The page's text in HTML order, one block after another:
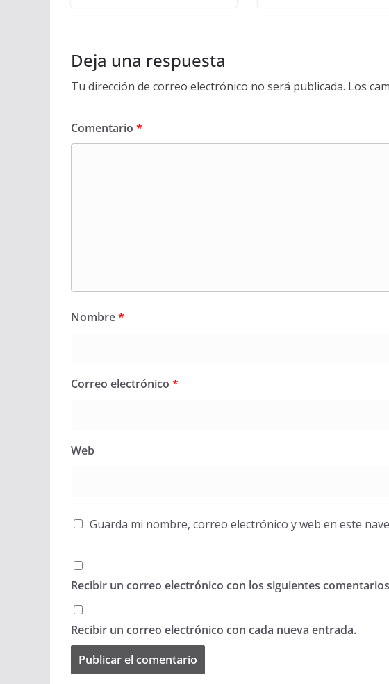
Deja una respuesta
Tu dirección de correo electrónico no será publicada. Los
Comentario *
Nombre*
Correo electrónico *
Web
Guarda mi nombre, correo electrónico y web en este
Recibir un correo electrónico con los siguientes
Recibir un correo electrónico con cada nueva entrada.